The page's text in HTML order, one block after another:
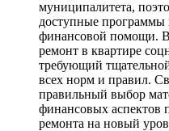
муниципалитета,
доступные программы
финансовой помощи.
ремонт в квартире
требующий
всех норм и правил.
правильный выбор
финансовых аспектов
ремонта на новый